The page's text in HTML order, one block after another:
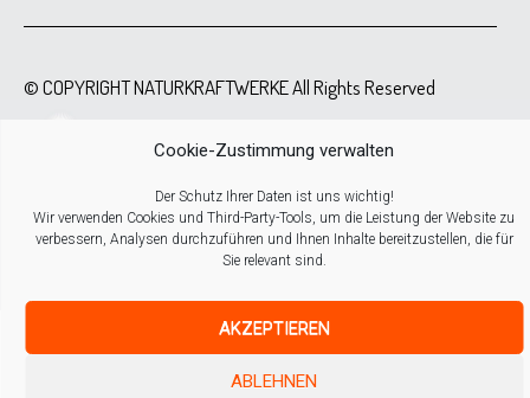
Cookie-Zustimmung verwalten
Der Schutz Ihrer Daten ist uns wichtig!
Wir verwenden Cookies und Third-Party-Tools, um die Leistung der Website zu
verbessern, Analysen durchzuführen und Ihnen Inhalte bereitzustellen, die für
Sie relevant sind.
AKZEPTIEREN
ABLEHNEN
© COPYRIGHT NATURKRAFTWERKE All Rights Reserved